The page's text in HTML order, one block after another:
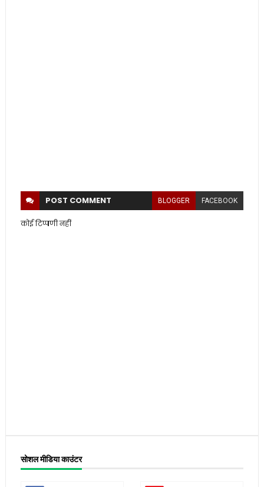
POST COMMENT BLOGGER FACEBOOK
कोई टिप्पणी नहीं
सोशल मीडिया काउंटर